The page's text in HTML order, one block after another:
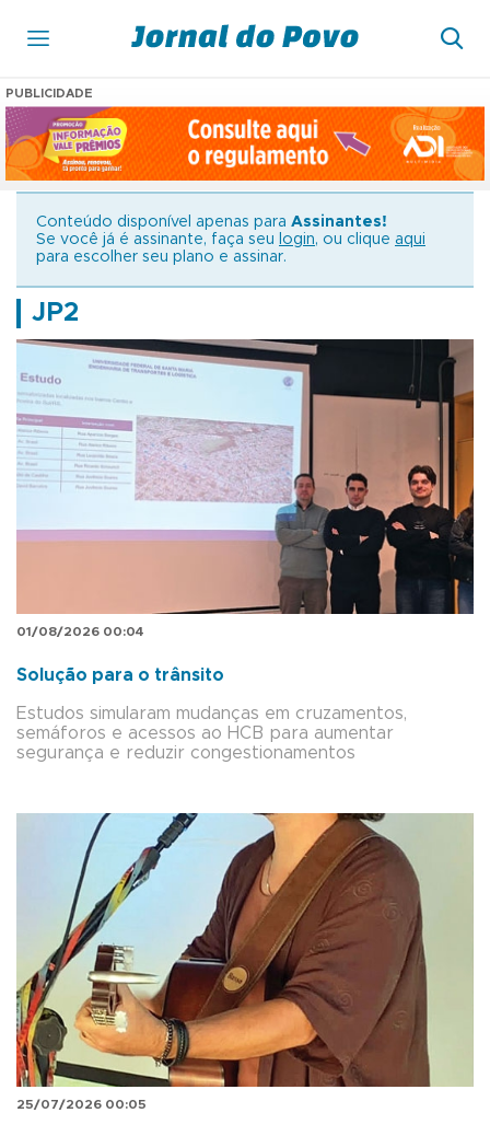
PUBLICIDADE
Conteúdo disponível apenas para Assinantes!
Se você já é assinante, faça seu
login, ou clique aqui
para escolher seu plano e assinar.
JP2
01/08/2026 00:04
Solução para o trânsito
Estudos simularam mudanças em cruzamentos,
semáforos e acessos ao HCB para aumentar
segurança e reduzir congestionamentos
25/07/2026 00:05